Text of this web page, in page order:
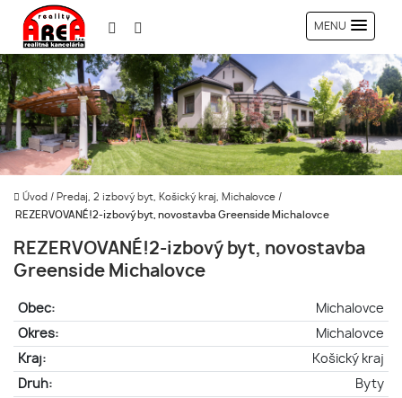
MENU
Úvod / Predaj, 2 izbový byt, Košický kraj, Michalovce /
REZERVOVANÉ!2-izbový byt, novostavba Greenside Michalovce
REZERVOVANÉ!2-izbový byt, novostavba
Greenside Michalovce
Obec:
Michalovce
Okres:
Michalovce
Kraj:
Košický kraj
Druh:
Byty